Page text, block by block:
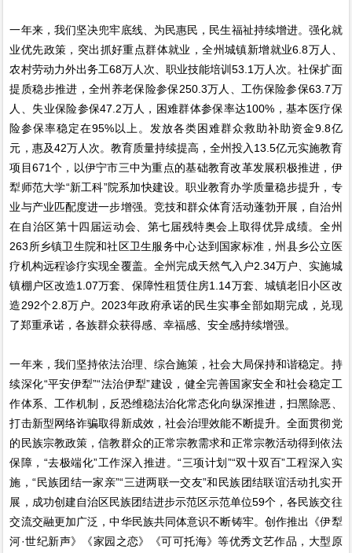
一年来，我们坚决兜牢底线、为民惠民，民生福祉持续增进。强化就
业优先政策，突出抓好重点群体就业，全州城镇新增就业6.8万人、
农村劳动力外出务工68万人次、职业技能培训53.1万人次。社保扩面
提质稳步推进，全州养老保险参保250.3万人、工伤保险参保63.7万
人、失业保险参保47.2万人，困难群体参保率达100%，基本医疗保
险参保率稳定在95%以上。发放各类困难群众救助补助资金9.8亿
元，惠及42万人次。教育质量持续提高，全州投入13.5亿元实施教育
项目671个，以伊宁市三中为重点的基础教育改革发展积极推进，伊
犁师范大学“新工科”院系加快建设。职业教育办学质量稳步提升，专
业与产业匹配度进一步增强。竞技和群众体育活动蓬勃开展，自治州
在自治区第十四届运动会、第七届残特奥会上取得优异成绩。全州
263所乡镇卫生院和社区卫生服务中心达到国家标准，州县乡公立医
疗机构远程诊疗实现全覆盖。全州完成天然气入户2.34万户、实施城
镇棚户区改造1.07万套、保障性租赁住房1.14万套、城镇老旧小区改
造292个2.8万户。2023年政府承诺的民生实事全部如期完成，兑现
了郑重承诺，各族群众获得感、幸福感、安全感持续增强。
一年来，我们坚持依法治理、综合施策，社会大局保持和谐稳定。持
续深化“平安伊犁”“法治伊犁”建设，健全完善国家安全和社会稳定工
作体系、工作机制，反恐维稳法治化常态化向纵深推进，扫黑除恶、
打击新型网络诈骗取得新成效，社会治理效能不断提升。全面贯彻党
的民族宗教政策，信教群众的正常宗教需求和正常宗教活动得到依法
保障，“去极端化”工作深入推进。“三项计划”“双十双百”工程深入实
施，“民族团结一家亲”“三进两联一交友”和民族团结联谊活动扎实开
展，成功创建自治区民族团结进步示范区示范单位59个，各民族交往
交流交融更加广泛，中华民族共同体意识不断铸牢。创作推出《伊犁
河·世纪新声》《家园之恋》《可可托海》等优秀文艺作品，大型原